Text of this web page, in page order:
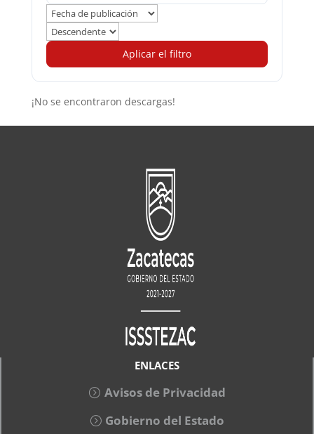
Aplicar el filtro
¡No se encontraron descargas!
ENLACES
Avisos de Privacidad
Gobierno del Estado